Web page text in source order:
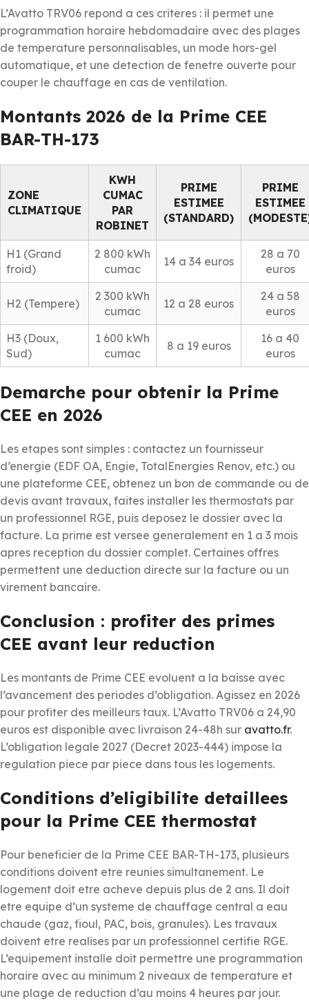
L’Avatto TRV06 repond a ces criteres : il permet une
programmation horaire hebdomadaire avec des plages
de temperature personnalisables, un mode hors-gel
automatique, et une detection de fenetre ouverte pour
couper le chauffage en cas de ventilation.
Montants 2026 de la Prime CEE
BAR-TH-173
ZONE
CLIMATIQUE
KWH
CUMAC
PAR
ROBINET
PRIME
ESTIMEE
(STANDARD)
PRIME
ESTIMEE
H1 (Grand
froid)
2 800 kWh
cumac
14 a 34 euros
28 a 70
euros
H2 (Tempere)
2 300 kWh
cumac
12 a 28 euros
24 a 58
euros
H3 (Doux,
Sud)
1 600 kWh
cumac
8 a 19 euros
16 a 40
euros
Demarche pour obtenir la Prime
CEE en 2026
Les etapes sont simples : contactez un fournisseur
d’energie (EDF OA, Engie, TotalEnergies Renov, etc.) ou
une plateforme CEE, obtenez un bon de commande ou de
devis avant travaux, faites installer les thermostats par
un professionnel RGE, puis deposez le dossier avec la
facture. La prime est versee generalement en 1 a 3 mois
apres reception du dossier complet. Certaines offres
permettent une deduction directe sur la facture ou un
virement bancaire.
Conclusion : profiter des primes
CEE avant leur reduction
Les montants de Prime CEE evoluent a la baisse avec
l’avancement des periodes d’obligation. Agissez en 2026
pour profiter des meilleurs taux. L’Avatto TRV06 a 24,90
euros est disponible avec livraison 24-48h sur avatto.fr.
L’obligation legale 2027 (Decret 2023-444) impose la
regulation piece par piece dans tous les logements.
Conditions d’eligibilite detaillees
pour la Prime CEE thermostat
Pour beneficier de la Prime CEE BAR-TH-173, plusieurs
conditions doivent etre reunies simultanement. Le
logement doit etre acheve depuis plus de 2 ans. Il doit
etre equipe d’un systeme de chauffage central a eau
chaude (gaz, fioul, PAC, bois, granules). Les travaux
doivent etre realises par un professionnel certifie RGE.
L’equipement installe doit permettre une programmation
horaire avec au minimum 2 niveaux de temperature et
une plage de reduction d’au moins 4 heures par jour.